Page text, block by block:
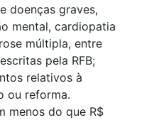
doenças graves,
mental, cardiopatia
múltipla, entre
pela RFB;
relativos à
ou reforma.
menos do que R$